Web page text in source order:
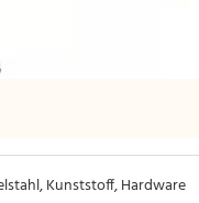
Kunststoff, Hardware